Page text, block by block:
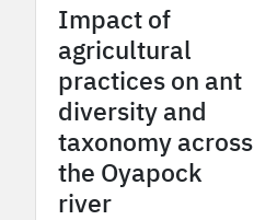
Impact of
agricultural
practices on ant
diversity and
taxonomy across
the Oyapock
river